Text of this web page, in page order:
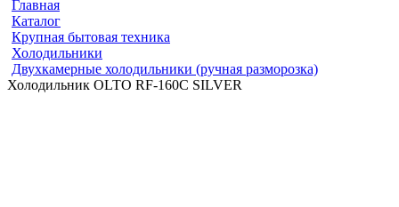
Главная
Каталог
Крупная бытовая техника
Холодильники
Двухкамерные холодильники (ручная разморозка)
Холодильник OLTO RF-160C SILVER